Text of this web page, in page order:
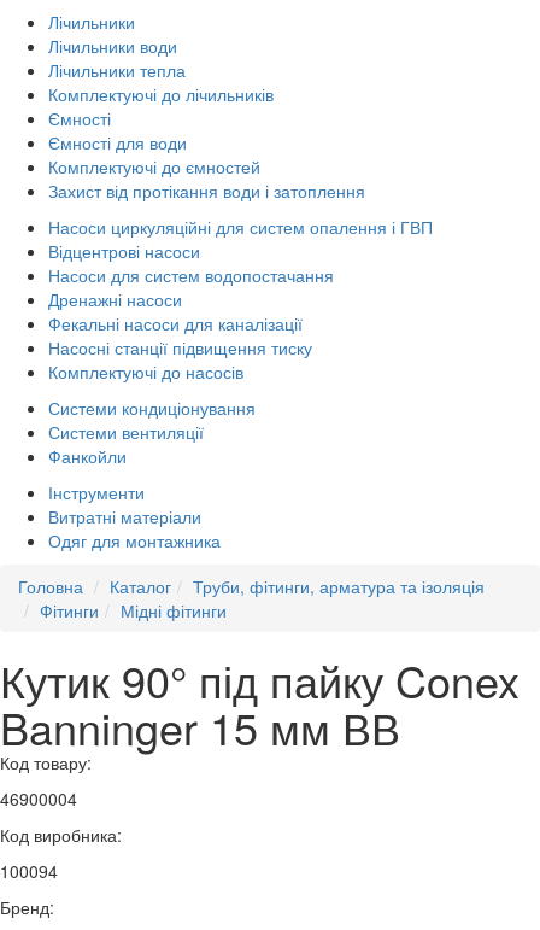
Лічильники
Лічильники води
Лічильники тепла
Комплектуючі до лічильників
Ємності
Ємності для води
Комплектуючі до ємностей
Захист від протікання води і затоплення
Насоси циркуляційні для систем опалення і ГВП
Відцентрові насоси
Насоси для систем водопостачання
Дренажні насоси
Фекальні насоси для каналізації
Насосні станції підвищення тиску
Комплектуючі до насосів
Системи кондиціонування
Системи вентиляції
Фанкойли
Інструменти
Витратні матеріали
Одяг для монтажника
Головна
Каталог
Труби, фітинги, арматура та ізоляція
Фітинги
Мідні фітинги
Кутик 90° під пайку Conex
Banninger 15 мм ВВ
Код товару:
46900004
Код виробника:
100094
Бренд: